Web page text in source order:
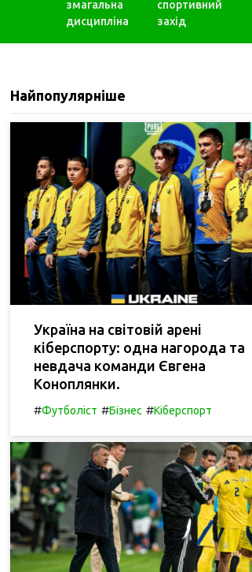
змагальна
дисципліна
спортивний
захід
Найпопулярніше
Україна на світовій арені
кіберспорту: одна нагорода та
невдача команди Євгена
Коноплянки.
#Футболіст #Бізнес #Кіберспорт